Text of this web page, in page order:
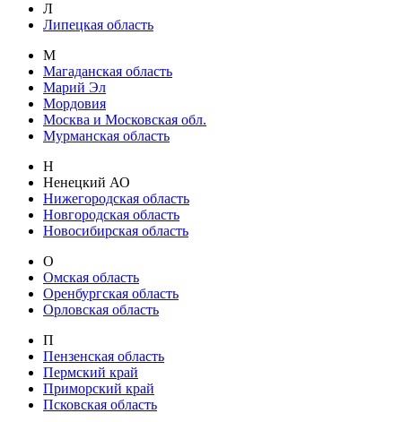
Л
Липецкая область
М
Магаданская область
Марий Эл
Мордовия
Москва и Московская обл.
Мурманская область
Н
Ненецкий АО
Нижегородская область
Новгородская область
Новосибирская область
О
Омская область
Оренбургская область
Орловская область
П
Пензенская область
Пермский край
Приморский край
Псковская область